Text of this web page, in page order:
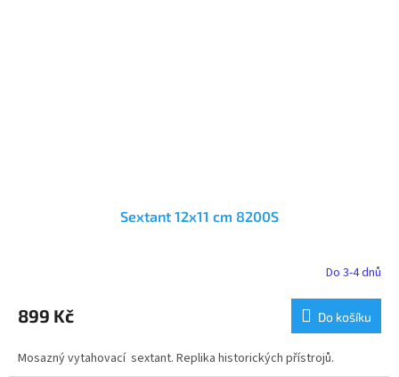
Sextant 12x11 cm 8200S
Do 3-4 dnů
899 Kč Do košíku
Mosazný vytahovací sextant. Replika historických přístrojů.